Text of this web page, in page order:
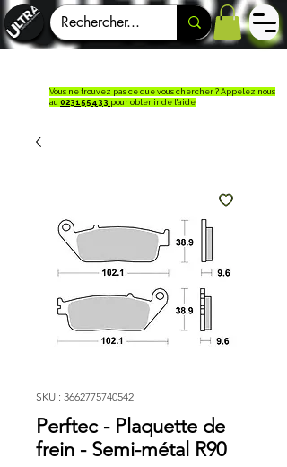
Vous ne trouvez pas ce que vous chercher ? Appelez nous
au 023155433 pour obtenir de l'aide
SKU : 3662775740542
Perftec - Plaquette de
frein - Semi-métal R90